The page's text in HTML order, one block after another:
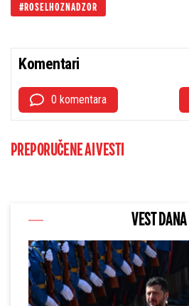
ROSELHOZNADZOR
Komentari
0 komentara
PREPORUČENE AI VESTI
VEST DANA